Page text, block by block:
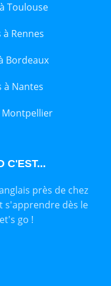
Toulouse
Rennes
Bordeaux
à Nantes
Montpellier
C'EST...
près de chez
s'apprendre dès le
go !